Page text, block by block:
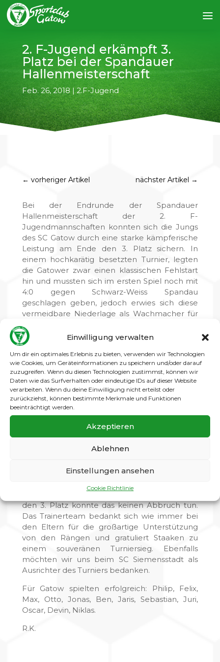
Einwilligung verwalten
Um dir ein optimales Erlebnis zu bieten, verwenden wir Technologien
wie Cookies, um Geräteinformationen zu speichern und/oder darauf
zuzugreifen. Wenn du diesen Technologien zustimmst, können wir
Daten wie das Surfverhalten oder eindeutige IDs auf dieser Website
verarbeiten. Wenn du deine Einwilligung nicht erteilst oder
zurückziehst, können bestimmte Merkmale und Funktionen
beeinträchtigt werden.
Akzeptieren
Ablehnen
Einstellungen ansehen
Cookie Richtlinie
2. F-Jugend erkämpft 3.
Platz bei der Spandauer
Hallenmeisterschaft
Feb. 26, 2018|2.F-Jugend
← vorheriger Artikel nächster Artikel →
Bei der Endrunde der Spandauer
Hallenmeisterschaft der 2. F-
Jugendmannschaften konnten sich die Jungs
des SC Gatow durch eine starke kämpferische
Leistung am Ende den 3. Platz sichern. In
einem hochkarätig besetzten Turnier, legten
die Gatower zwar einen klassischen Fehlstart
hin und mussten sich im ersten Spiel noch mit
4:0 gegen Schwarz-Weiss Spandau
geschlagen geben, jedoch erwies sich diese
vermeidbare Niederlage als Wachmacher für
das restliche Turnier. In der Folge
präsentierten sich die Gatower Jungs
wesentlich wacher und konzentrierter. Nach
einem 1:0 Sieg gegen die Sportfreund aus
Kladow mussten man sich dem SC Staaken
nach einem großen Kampf 2:0 geschlagen
geben und holte anschließend gegen
Alemannia 06 ein verdientes Remis (1:1).
Belohnt wurde der Kampfgeist auch im
letzten Spiel gegen Siemensstadt, die man in
einem hochspannenden Spiel 1:0 schlagen
konnte und dadurch in der Tabelle vom
vierten auf den dritten Platz vorrücken konnte.
Der großartige Einsatz hinterließ bei einigen
anschließenden Feierlaune und Freude über
den 3. Platz konnte das keinen Abbruch tun.
Das Trainerteam bedankt sich wie immer bei
den Eltern für die großartige Unterstützung
von den Rängen und gratuliert Staaken zu
einem souveränen Turniersieg. Ebenfalls
möchten wir uns beim SC Siemensstadt als
Ausrichter des Turniers bedanken.
Für Gatow spielten erfolgreich: Philip, Felix,
Max, Otto, Jonas, Ben, Jaris, Sebastian, Juri,
Oscar, Devin, Niklas.
R.K.